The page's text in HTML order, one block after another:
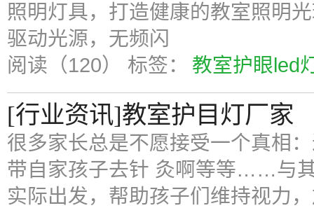
照明灯具，打造健康的教室照明
驱动光源，无频闪
阅读（120） 标签： 教室护眼led
[行业资讯]教室护目灯厂家
很多家长总是不愿接受一个真相
带自家孩子去针 灸啊等等……与
实际出发，帮助孩子们维持视力